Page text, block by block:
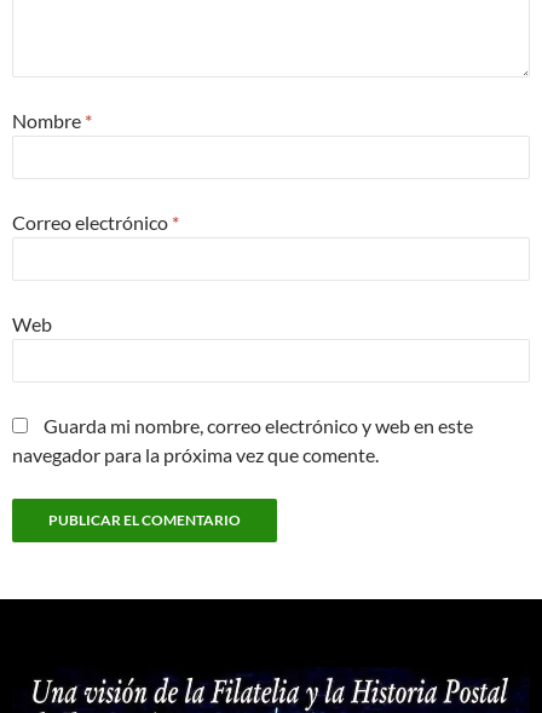
Nombre *
Correo electrónico *
Web
Guarda mi nombre, correo electrónico y web en este
navegador para la próxima vez que comente.